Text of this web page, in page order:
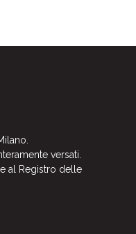
versati.
al Registro delle